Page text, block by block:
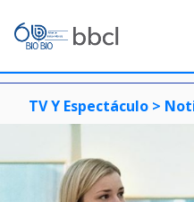
TV Y Espectáculo >